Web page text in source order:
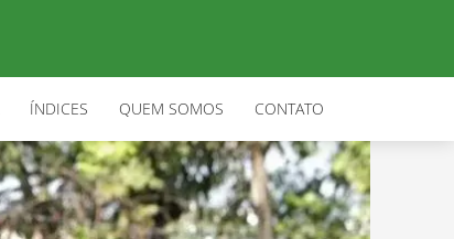
ÍNDICES QUEM SOMOS CONTATO